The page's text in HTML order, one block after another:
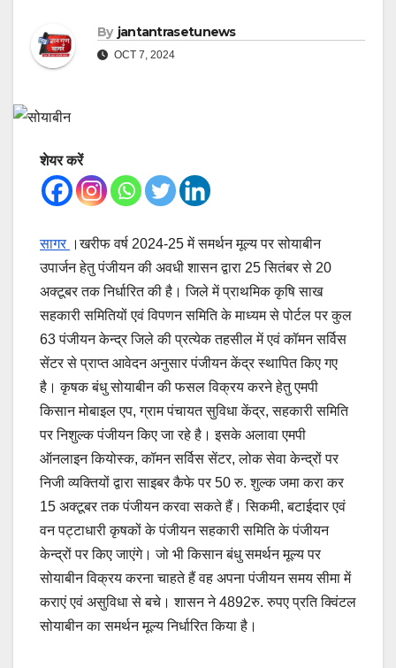
By jantantrasetunews
OCT 7, 2024
शेयर करें
सागर ।खरीफ वर्ष 2024-25 में समर्थन मूल्य पर सोयाबीन
उपार्जन हेतु पंजीयन की अवधी शासन द्वारा 25 सितंबर से 20
अक्टूबर तक निर्धारित की है। जिले में प्राथमिक कृषि साख
सहकारी समितियों एवं विपणन समिति के माध्यम से पोर्टल पर कुल
63 पंजीयन केन्द्र जिले की प्रत्येक तहसील में एवं कॉमन सर्विस
सेंटर से प्राप्त आवेदन अनुसार पंजीयन केंद्र स्थापित किए गए
है। कृषक बंधु सोयाबीन की फसल विक्रय करने हेतु एमपी
किसान मोबाइल एप, ग्राम पंचायत सुविधा केंद्र, सहकारी समिति
पर निशुल्क पंजीयन किए जा रहे है। इसके अलावा एमपी
ऑनलाइन कियोस्क, कॉमन सर्विस सेंटर, लोक सेवा केन्द्रों पर
निजी व्यक्तियों द्वारा साइबर कैफे पर 50 रु. शुल्क जमा करा कर
15 अक्टूबर तक पंजीयन करवा सकते हैं। सिकमी, बटाईदार एवं
वन पट्टाधारी कृषकों के पंजीयन सहकारी समिति के पंजीयन
केन्द्रों पर किए जाएंगे। जो भी किसान बंधु समर्थन मूल्य पर
सोयाबीन विक्रय करना चाहते हैं वह अपना पंजीयन समय सीमा में
कराएं एवं असुविधा से बचे। शासन ने 4892रु. रुपए प्रति क्विंटल
सोयाबीन का समर्थन मूल्य निर्धारित किया है।